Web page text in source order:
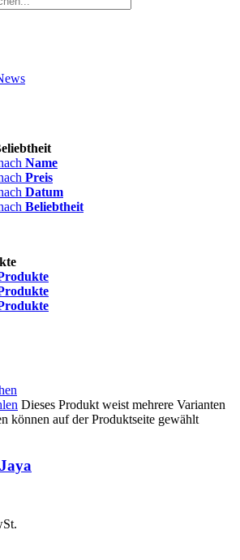
Name
Preis
Datum
Beliebtheit
Dieses Produkt weist mehrere Varianten
können auf der Produktseite gewählt